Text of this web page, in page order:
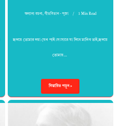
অন্যান্য রচনা , গীতবিতান - পূজা 1 Min Read
হৃদয়ে তোমার দয়া যেন পাই।সংসারে যা দিবে মানিব তাই,হৃদয়ে
তোমায়…
বিস্তারিত পড়ুন »